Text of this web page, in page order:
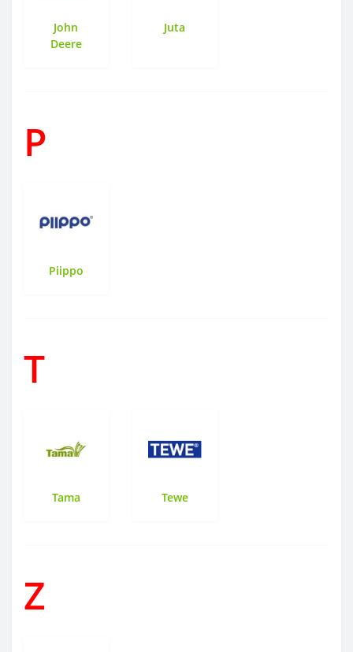
John
Deere
Juta
P
Piippo
T
Tama Tewe
Z